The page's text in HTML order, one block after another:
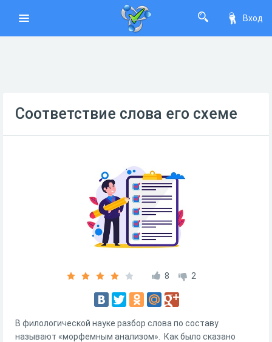
Вход
Соответствие слова его схеме
8 2
В филологической науке разбор слова по составу
называют «морфемным анализом». Как было сказано